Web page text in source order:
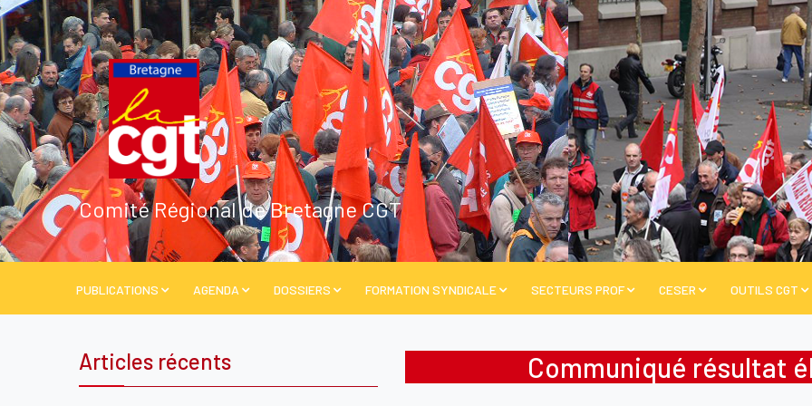
Comité Régional de Bretagne CGT
PUBLICATIONS AGENDA DOSSIERS FORMATION SYNDICALE SECTEURS PROF CESER OUTILS CGT
Communiqué résultat
Articles récents